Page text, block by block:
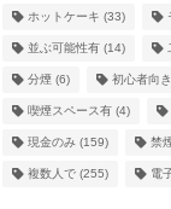
ホットケーキ (33)
並ぶ可能性有(14)
分煙(6) 初心者向き
喫煙スペース有(4)
現金のみ(159) 禁
複数人で(255) 電